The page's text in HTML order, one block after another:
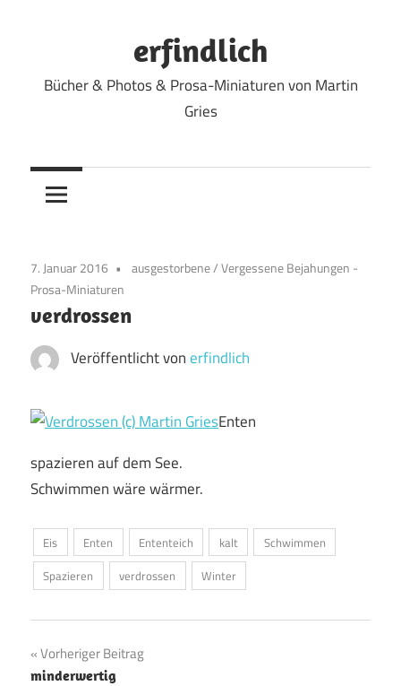
erfindlich
Bücher & Photos & Prosa-Miniaturen von Martin
Gries
7. Januar 2016 ausgestorbene/Vergessene Bejahungen -
Prosa-Miniaturen
verdrossen
Veröffentlicht vonerfindlich
Enten
spazieren auf dem See.
Schwimmen wäre wärmer.
Eis Enten Ententeich kalt
Schwimmen
Spazieren
verdrossen Winter
Beitragsnavigation
Vorheriger Beitrag
minderwertig